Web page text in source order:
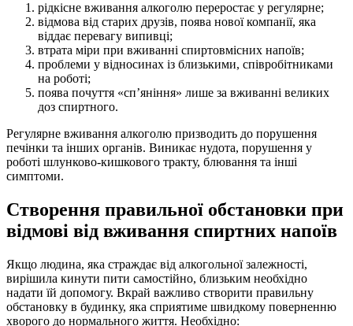
рідкісне вживання алкоголю переростає у регулярне;
відмова від старих друзів, поява нової компанії, яка
віддає перевагу випивці;
втрата міри при вживанні спиртовмісних напоїв;
проблеми у відносинах із близькими, співробітниками
на роботі;
поява почуття «сп’яніння» лише за вживанні великих
доз спиртного.
Регулярне вживання алкоголю призводить до порушення
печінки та інших органів. Виникає нудота, порушення у
роботі шлунково-кишкового тракту, блювання та інші
симптоми.
Створення правильної обстановки при
відмові від вживання спиртних напоїв
Якщо людина, яка страждає від алкогольної залежності,
вирішила кинути пити самостійно, близьким необхідно
надати їй допомогу. Вкрай важливо створити правильну
обстановку в будинку, яка сприятиме швидкому поверненню
хворого до нормального життя. Необхідно: